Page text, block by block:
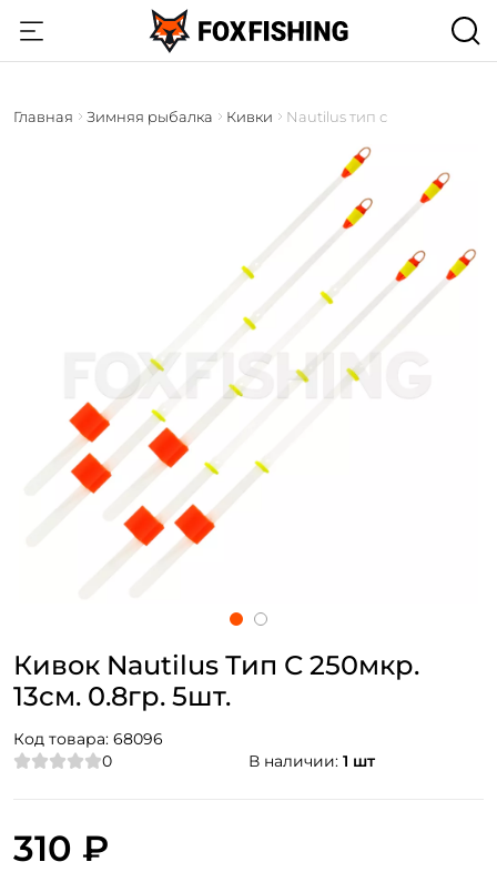
Главная Зимняя рыбалка Кивки Nautilus тип с
Кивок Nautilus Тип С 250мкр.
13см. 0.8гр. 5шт.
Код товара: 68096
0
В наличии: 1 шт
310 ₽